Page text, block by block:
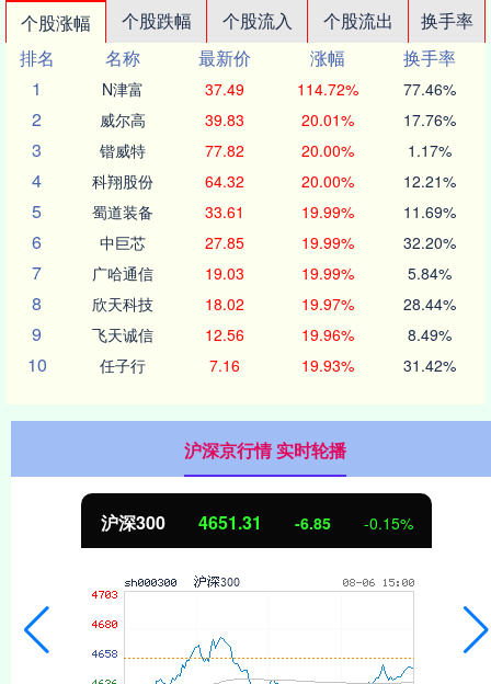
个股涨幅 个股跌幅 个股流入 个股流出
换手率
排名
名称 最新价 涨幅
换手率
1
N津富 37.49 114.72% 77.46%
2 威尔高 39.83 20.01% 17.76%
3 锴威特 77.82 20.00% 1.17%
4 科翔股份 64.32 20.00% 12.21%
5 蜀道装备 33.61 19.99% 11.69%
6 中巨芯 27.85 19.99% 32.20%
7 广哈通信 19.03 19.99% 5.84%
8 欣天科技 18.02 19.97% 28.44%
9 飞天诚信 12.56 19.96% 8.49%
10 任子行 7.16 19.93% 31.42%
沪深京行情 实时轮播
沪深300 4651.31 -6.85 -0.15%